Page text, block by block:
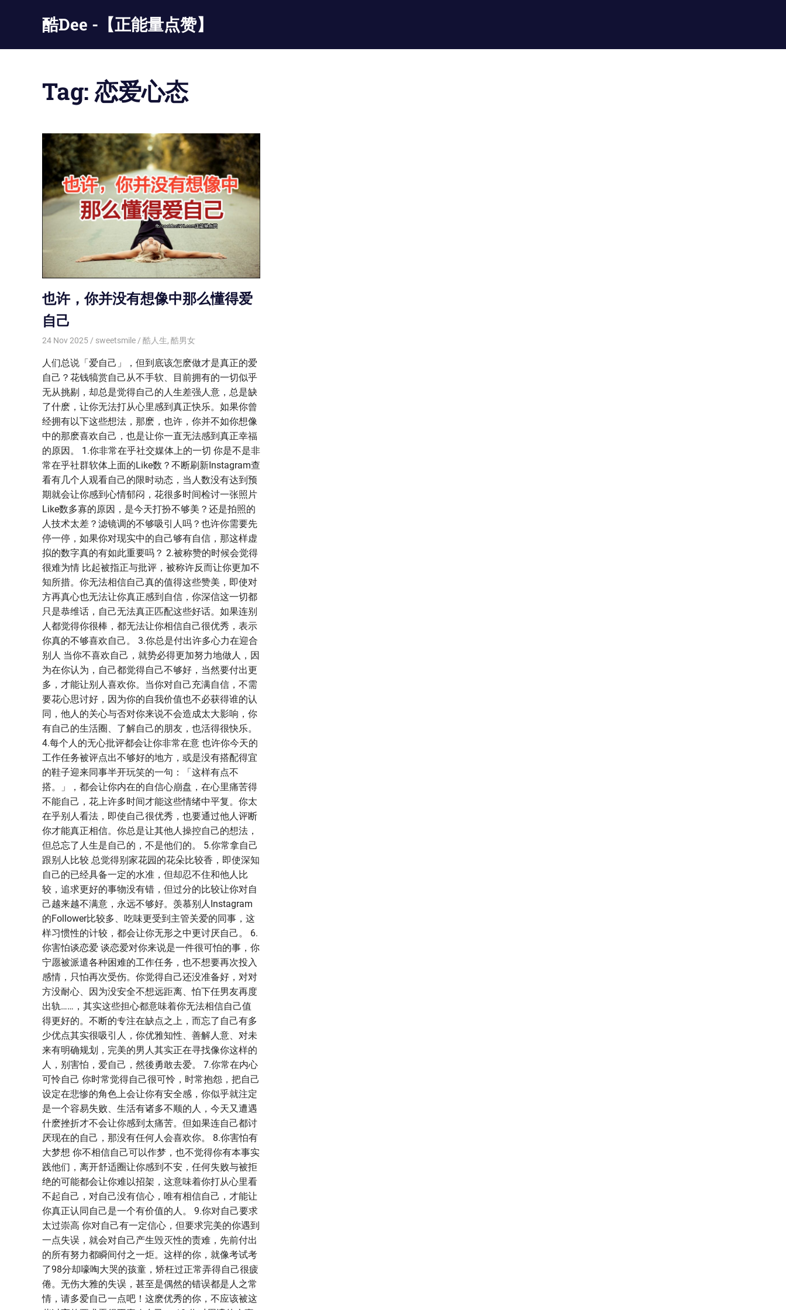
酷Dee -【正能量点赞】
酷
只
酷
Tag: 恋爱心态
也许，你并没有想像中那么懂得爱
自己
24 Nov 2025 sweetsmile 酷人生, 酷男女
人们总说「爱自己」，但到底该怎麽做才是真正的爱
自己？花钱犒赏自己从不手软、目前拥有的一切似乎
无从挑剔，却总是觉得自己的人生差强人意，总是缺
了什麽，让你无法打从心里感到真正快乐。如果你曾
经拥有以下这些想法，那麽，也许，你并不如你想像
中的那麽喜欢自己，也是让你一直无法感到真正幸福
的原因。 1.你非常在乎社交媒体上的一切 你是不是非
常在乎社群软体上面的Like数？不断刷新Instagram查
看有几个人观看自己的限时动态，当人数没有达到预
期就会让你感到心情郁闷，花很多时间检讨一张照片
Like数多寡的原因，是今天打扮不够美？还是拍照的
人技术太差？滤镜调的不够吸引人吗？也许你需要先
停一停，如果你对现实中的自己够有自信，那这样虚
拟的数字真的有如此重要吗？ 2.被称赞的时候会觉得
很难为情 比起被指正与批评，被称许反而让你更加不
知所措。你无法相信自己真的值得这些赞美，即使对
方再真心也无法让你真正感到自信，你深信这一切都
只是恭维话，自己无法真正匹配这些好话。如果连别
人都觉得你很棒，都无法让你相信自己很优秀，表示
你真的不够喜欢自己。 3.你总是付出许多心力在迎合
别人 当你不喜欢自己，就势必得更加努力地做人，因
为在你认为，自己都觉得自己不够好，当然要付出更
多，才能让别人喜欢你。当你对自己充满自信，不需
要花心思讨好，因为你的自我价值也不必获得谁的认
同，他人的关心与否对你来说不会造成太大影响，你
有自己的生活圈、了解自己的朋友，也活得很快乐。
4.每个人的无心批评都会让你非常在意 也许你今天的
工作任务被评点出不够好的地方，或是没有搭配得宜
的鞋子迎来同事半开玩笑的一句：「这样有点不
搭。」，都会让你内在的自信心崩盘，在心里痛苦得
不能自己，花上许多时间才能这些情绪中平复。你太
在乎别人看法，即使自己很优秀，也要通过他人评断
你才能真正相信。你总是让其他人操控自己的想法，
但总忘了人生是自己的，不是他们的。 5.你常拿自己
跟别人比较 总觉得别家花园的花朵比较香，即使深知
自己的已经具备一定的水准，但却忍不住和他人比
较，追求更好的事物没有错，但过分的比较让你对自
己越来越不满意，永远不够好。羡慕别人Instagram
的Follower比较多、吃味更受到主管关爱的同事，这
样习惯性的计较，都会让你无形之中更讨厌自己。 6.
你害怕谈恋爱 谈恋爱对你来说是一件很可怕的事，你
宁愿被派遣各种困难的工作任务，也不想要再次投入
感情，只怕再次受伤。你觉得自己还没准备好，对对
方没耐心、因为没安全不想远距离、怕下任男友再度
出轨……，其实这些担心都意味着你无法相信自己值
得更好的。不断的专注在缺点之上，而忘了自己有多
少优点其实很吸引人，你优雅知性、善解人意、对未
来有明确规划，完美的男人其实正在寻找像你这样的
人，别害怕，爱自己，然後勇敢去爱。 7.你常在内心
可怜自己 你时常觉得自己很可怜，时常抱怨，把自己
设定在悲惨的角色上会让你有安全感，你似乎就注定
是一个容易失败、生活有诸多不顺的人，今天又遭遇
什麽挫折才不会让你感到太痛苦。但如果连自己都讨
厌现在的自己，那没有任何人会喜欢你。 8.你害怕有
大梦想 你不相信自己可以作梦，也不觉得你有本事实
践他们，离开舒适圈让你感到不安，任何失败与被拒
绝的可能都会让你难以招架，这意味着你打从心里看
不起自己，对自己没有信心，唯有相信自己，才能让
你真正认同自己是一个有价值的人。 9.你对自己要求
太过崇高 你对自己有一定信心，但要求完美的你遇到
一点失误，就会对自己产生毁灭性的责难，先前付出
的所有努力都瞬间付之一炬。这样的你，就像考试考
了98分却嚎啕大哭的孩童，矫枉过正常弄得自己很疲
倦。无伤大雅的失误，甚至是偶然的错误都是人之常
情，请多爱自己一点吧！这麽优秀的你，不应该被这